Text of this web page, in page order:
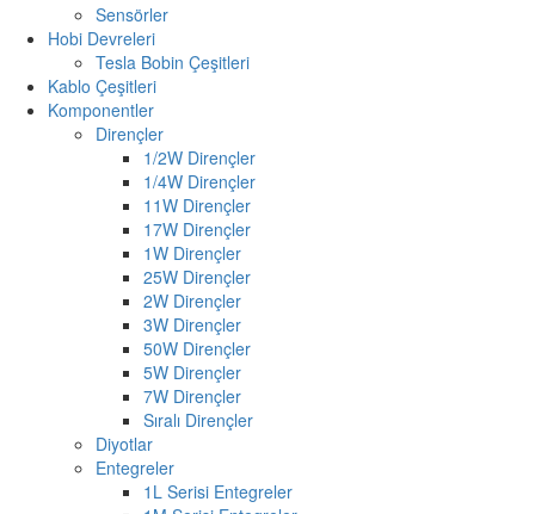
Sensörler
Hobi Devreleri
Tesla Bobin Çeşitleri
Kablo Çeşitleri
Komponentler
Dirençler
1/2W Dirençler
1/4W Dirençler
11W Dirençler
17W Dirençler
1W Dirençler
25W Dirençler
2W Dirençler
3W Dirençler
50W Dirençler
5W Dirençler
7W Dirençler
Sıralı Dirençler
Diyotlar
Entegreler
1L Serisi Entegreler